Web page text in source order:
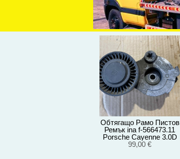
Обтягащо Рамо Пистов
Ремък ina f-566473.11
Porsche Cayenne 3.0D
92A/EG22/2012
99,00 €